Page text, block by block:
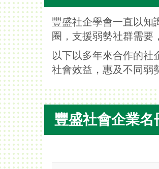
豐盛社企學會一直以知
圈，支援弱勢社群需要
以下以多年來合作的社
社會效益，惠及不同弱
豐盛社會企業名